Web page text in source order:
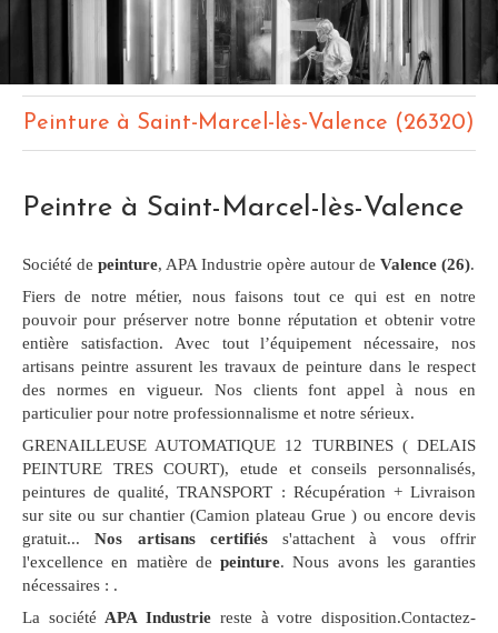
Peinture à Saint-Marcel-lès-Valence (26320)
Peintre à Saint-Marcel-lès-Valence
Société de peinture, APA Industrie opère autour de Valence (26).
Fiers de notre métier, nous faisons tout ce qui est en notre
pouvoir pour préserver notre bonne réputation et obtenir votre
entière satisfaction. Avec tout l’équipement nécessaire, nos
artisans peintre assurent les travaux de peinture dans le respect
des normes en vigueur. Nos clients font appel à nous en
particulier pour notre professionnalisme et notre sérieux.
GRENAILLEUSE AUTOMATIQUE 12 TURBINES ( DELAIS
PEINTURE TRES COURT), etude et conseils personnalisés,
peintures de qualité, TRANSPORT : Récupération + Livraison
sur site ou sur chantier (Camion plateau Grue ) ou encore devis
gratuit...Nos artisans certifiéss'attachent à vous offrir
l'excellence en matière de peinture. Nous avons les garanties
nécessaires : .
La société APA Industrie reste à votre disposition.Contactez-